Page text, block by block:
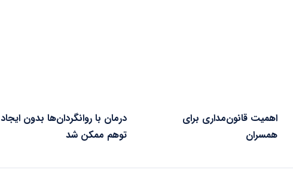
اهمیت قانون‌مداری برای
همسران
درمان با روانگردان‌ها بدون ایجاد
توهم ممکن شد